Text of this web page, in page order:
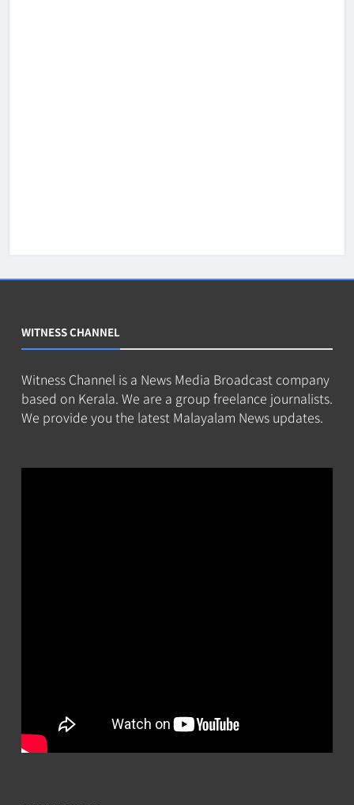
WITNESS CHANNEL
Witness Channel is a News Media Broadcast company
based on Kerala. We are a group freelance journalists.
We provide you the latest Malayalam News updates.